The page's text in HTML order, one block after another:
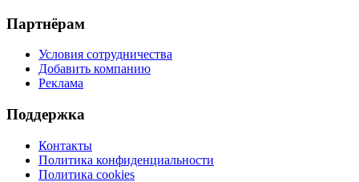
Партнёрам
Условия сотрудничества
Добавить компанию
Реклама
Поддержка
Контакты
Политика конфиденциальности
Политика cookies